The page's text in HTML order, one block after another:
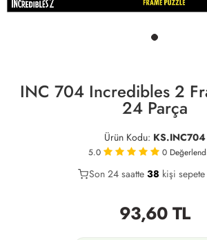
INC 704 Incredibles 2
24 Parça
Ürün Kodu: KS.INC704
5.0 0
24
Son 24 saatte 38 kişi
15
93,60TL